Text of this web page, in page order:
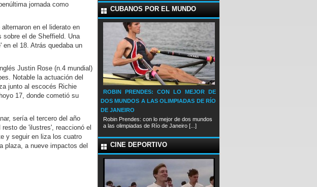
jornada como
en el liderato en
sobre el de Sheffield. Una
en el 18. Atrás quedaba un
Justin Rose (n.4 mundial)
Notable la actuación del
junto al escocés Richie
17, donde cometió su
sería el tercero del año
de 'ilustres', reaccionó el
y seguir en liza los cuatro
plaza, a nueve impactos del
CUBANOS POR EL MUNDO
ROBIN PRENDES: CON LO MEJOR DE
DOS MUNDOS A LAS OLIMPIADAS DE RÍO
DE JANEIRO
Robin Prendes: con lo mejor de dos mundos
a las olimpiadas de Río de Janeiro [...]
CINE DEPORTIVO